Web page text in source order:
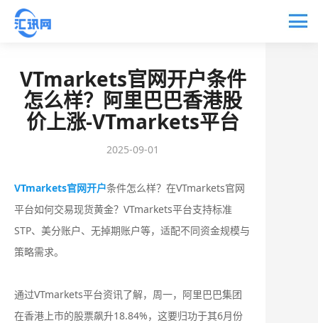
VTmarkets官网开户条件
怎么样？阿里巴巴香港股
价上涨-VTmarkets平台
2025-09-01
VTmarkets官网开户条件怎么样？在VTmarkets官网
平台如何交易现货黄金？VTmarkets平台支持标准
STP、美分账户、无掉期账户等，适配不同资金规模与
策略需求‌。
通过VTmarkets平台资讯了解，周一，阿里巴巴集团
在香港上市的股票飙升18.84%，这要归功于其6月份